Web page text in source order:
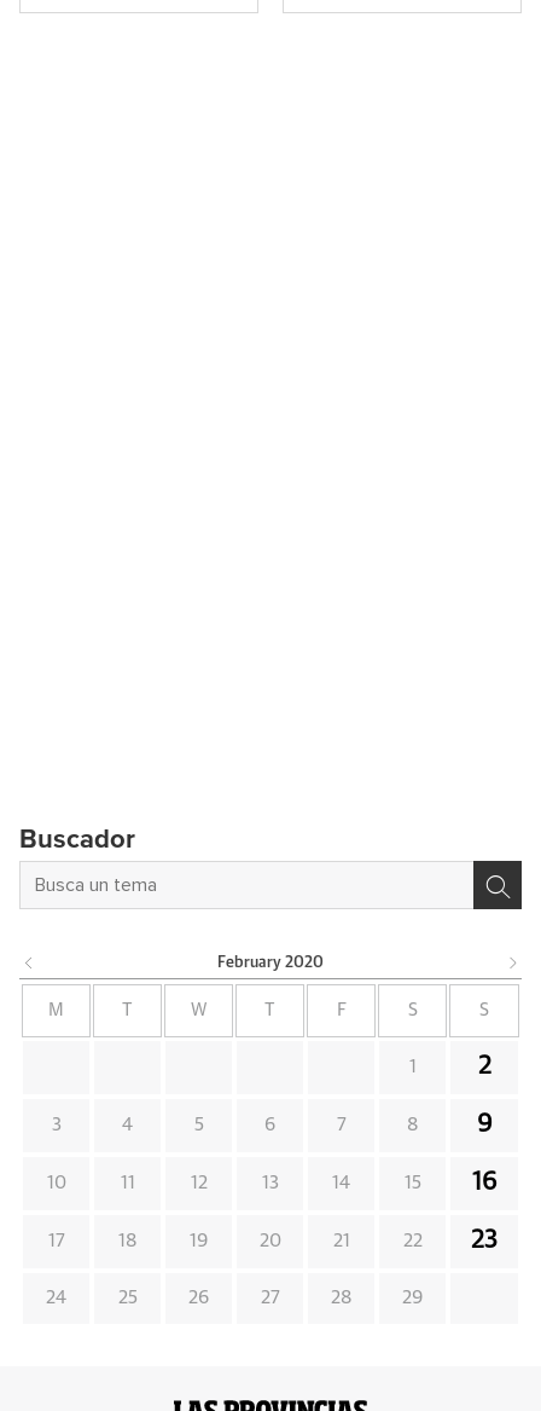
Buscador
February 2020
M W F S S
1 2
3 4 5 6 7 8 9
10 11 12 13 14 15 16
17 18 19 20 21 22 23
24 25 26 27 28 29